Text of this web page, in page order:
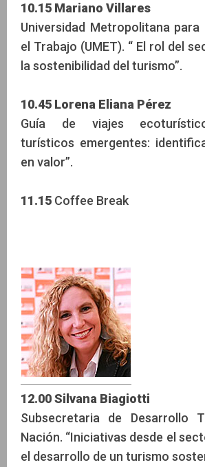
10.15 Mariano Villares
Universidad Metropolitana para
el Trabajo (UMET). “ El rol del
la sostenibilidad del turismo”.
10.45 Lorena Eliana Pérez
Guía de viajes
turísticos emergentes:
en valor”.
11.15 Coffee Break
12.00 Silvana Biagiotti
Subsecretaria de Desarrollo
Nación. “Iniciativas desde el
el desarrollo de un turismo